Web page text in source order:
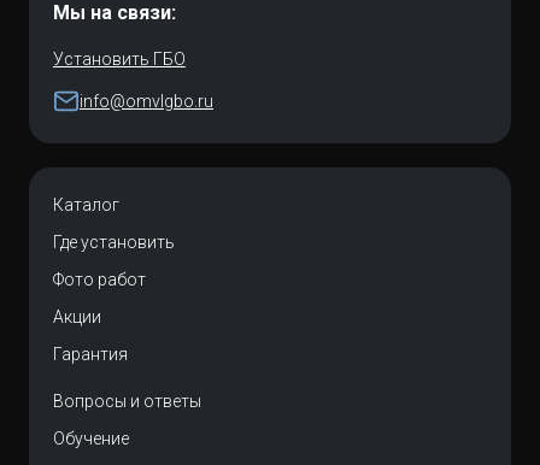
Мы на связи:
Установить ГБО
info@omvlgbo.ru
Каталог
Где установить
Фото работ
Акции
Гарантия
Вопросы и ответы
Обучение